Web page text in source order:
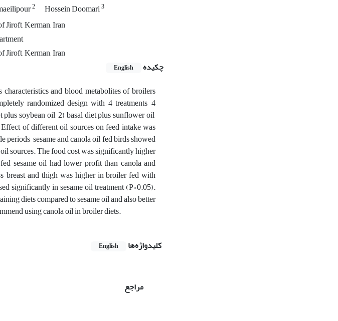
2 Hossein Doomari3
Jiroft, Kerman, Iran
Jiroft, Kerman, Iran
چکیده
English
and blood metabolites of broilers
randomized design with 4 treatments, 4
soybean oil, 2) basal diet plus sunflower oil,
of different oil sources on feed intake was
sesame and canola oil fed birds showed
sources. The food cost was significantly higher
sesame oil had lower profit than canola and
breast and thigh was higher in broiler fed with
significantly in sesame oil treatment (P<0.05).
diets compared to sesame oil and also better
using canola oil in broiler diets.
کلیدواژه‌ها English
مراجع